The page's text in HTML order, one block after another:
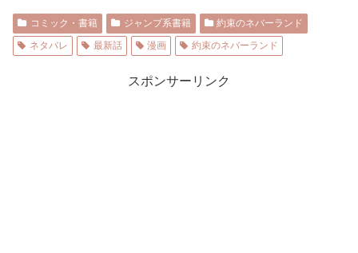
コミック・書籍 ジャンプ系書籍
約束のネバーランド
ネタバレ
最新話 漫画 約束のネバーランド
スポンサーリンク